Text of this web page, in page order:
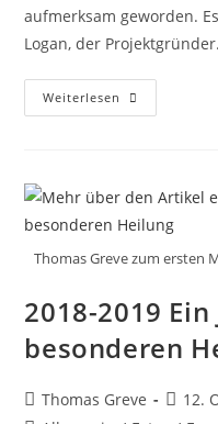
aufmerksam geworden.
Logan, der
Weiterlesen Meine
Empfehlung:
Rolling
Pack“
Thomas Greve zum ersten
2018-2019
besonderen
Beitrags-
Thomas Greve
Beitrag
12.